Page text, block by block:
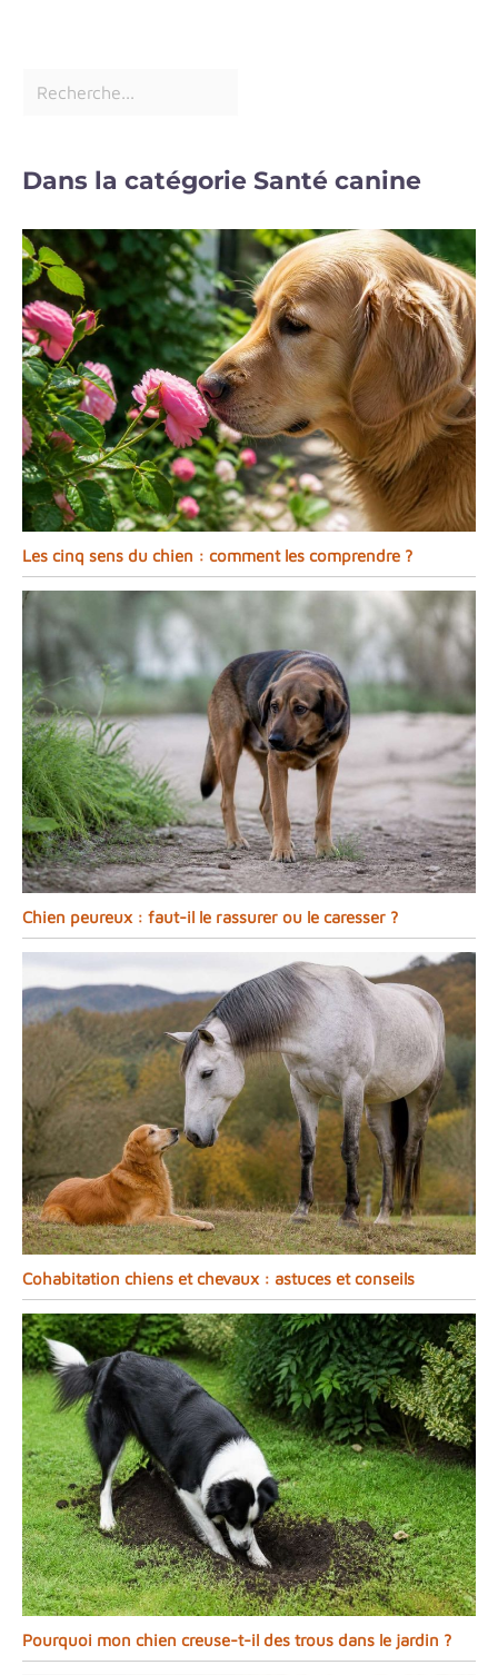
Dans la catégorie Santé canine
Les cinq sens du chien : comment les comprendre ?
Chien peureux : faut-il le rassurer ou le caresser ?
Cohabitation chiens et chevaux : astuces et conseils
Pourquoi mon chien creuse-t-il des trous dans le jardin ?